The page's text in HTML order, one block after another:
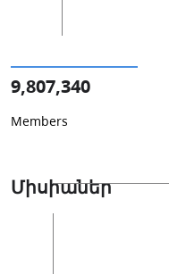
9,807,340
Members
Միսիաներ